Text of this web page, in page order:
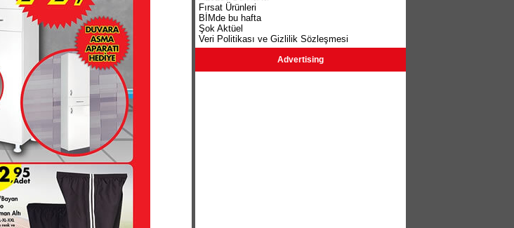
Fırsat Ürünleri
BİMde bu hafta
Şok Aktüel
Veri Politikası ve Gizlilik Sözleşmesi
Advertising